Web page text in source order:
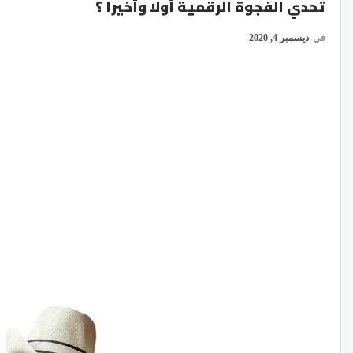
تحدي الفجوة الرقمية أولا وأخيرا ؟
في ديسمبر 4, 2020